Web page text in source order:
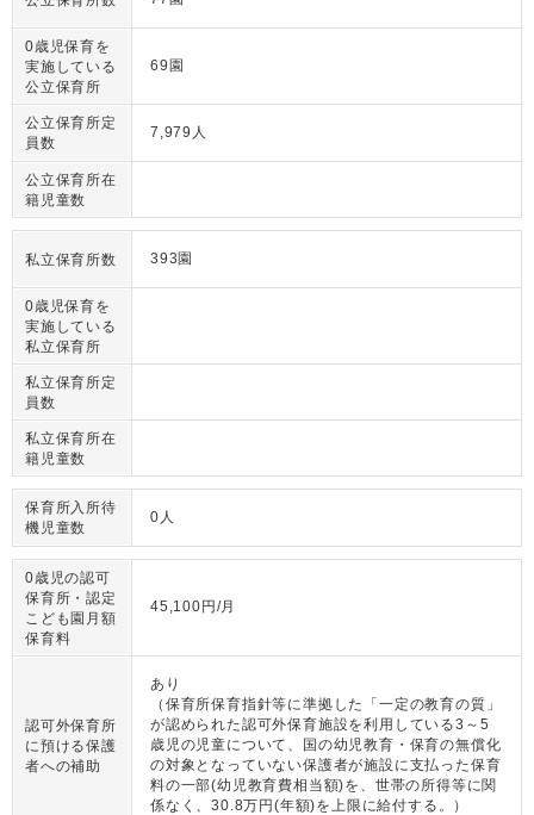
0歳児保育を
実施している
公立保育所
69園
公立保育所定
員数
7,979人
公立保育所在
籍児童数
私立保育所数 393園
0歳児保育を
実施している
私立保育所
私立保育所定
員数
私立保育所在
籍児童数
保育所入所待
機児童数
0人
0歳児の認可
保育所・認定
こども園月額
保育料
45,100円/月
認可外保育所
に預ける保護
者への補助
あり
（保育所保育指針等に準拠した「一定の教育の質」
が認められた認可外保育施設を利用している3～5
歳児の児童について、国の幼児教育・保育の無償化
の対象となっていない保護者が施設に支払った保育
料の一部(幼児教育費相当額)を、世帯の所得等に関
係なく、30.8万円(年額)を上限に給付する。）